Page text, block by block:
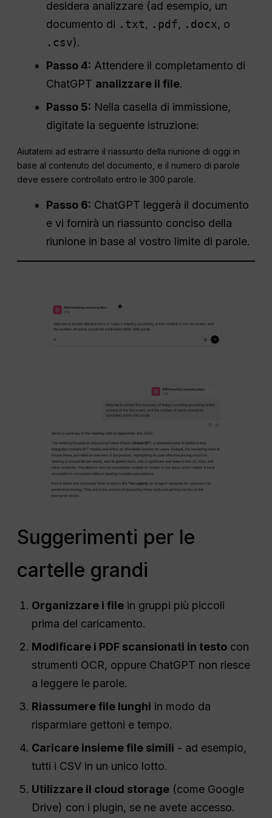
desidera analizzare (ad esempio, un
documento di .txt, .pdf, .docx, o
.csv).
Passo 4: Attendere il completamento di
ChatGPT analizzare il file.
Passo 5: Nella casella di immissione,
digitate la seguente istruzione:
Aiutatemi ad estrarre il riassunto della riunione di oggi in
base al contenuto del documento, e il numero di parole
deve essere controllato entro le 300 parole.
Passo 6: ChatGPT leggerà il documento
e vi fornirà un riassunto conciso della
riunione in base al vostro limite di parole.
Suggerimenti per le
cartelle grandi
Organizzare i file in gruppi più piccoli
prima del caricamento.
Modificare i PDF scansionati in testo con
strumenti OCR, oppure ChatGPT non riesce
a leggere le parole.
Riassumere file lunghi in modo da
risparmiare gettoni e tempo.
Caricare insieme file simili - ad esempio,
tutti i CSV in un unico lotto.
Utilizzare il cloud storage (come Google
Drive) con i plugin, se ne avete accesso.